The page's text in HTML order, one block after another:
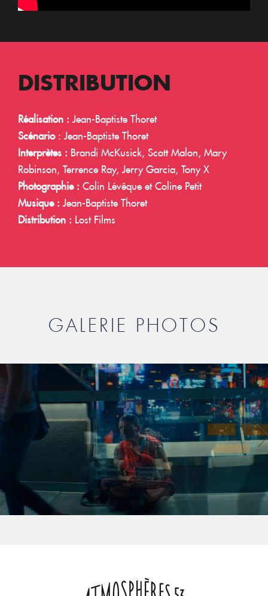
DISTRIBUTION
Réalisation : Jean-Baptiste Thoret
Scénario: Jean-Baptiste Thoret
Interprètes : Brandi McKusick, Scott Malon, Mary
Robinson, Terrence Ray, Jerry Garcia, Tony X
Photographie : Colin Lévêque et Coline Petit
Musique : Jean-Baptiste Thoret
Distribution : Lost Films
GALERIE PHOTOS